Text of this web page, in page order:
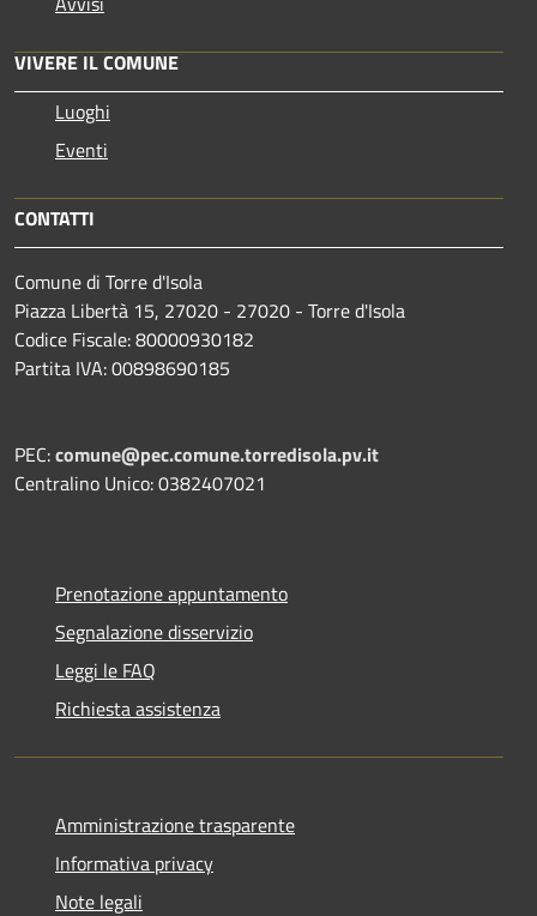
VIVERE IL COMUNE
Luoghi
Eventi
CONTATTI
Comune di Torre d'Isola
Piazza Libertà 15, 27020 - 27020 - Torre d'Isola
Codice Fiscale: 80000930182
Partita IVA: 00898690185
PEC:comune@pec.comune.torredisola.pv.it
Centralino Unico: 0382407021
Prenotazione appuntamento
Segnalazione disservizio
Leggi le FAQ
Richiesta assistenza
Amministrazione trasparente
Informativa privacy
Note legali